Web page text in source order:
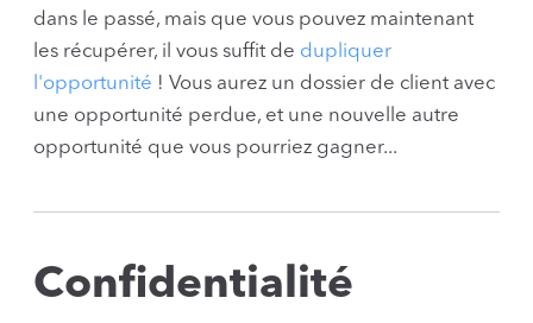
dans le passé, mais que vous pouvez maintenant
les récupérer, il vous suffit de dupliquer
l'opportunité ! Vous aurez un dossier de client avec
une opportunité perdue, et une nouvelle autre
opportunité que vous pourriez gagner...
Confidentialité